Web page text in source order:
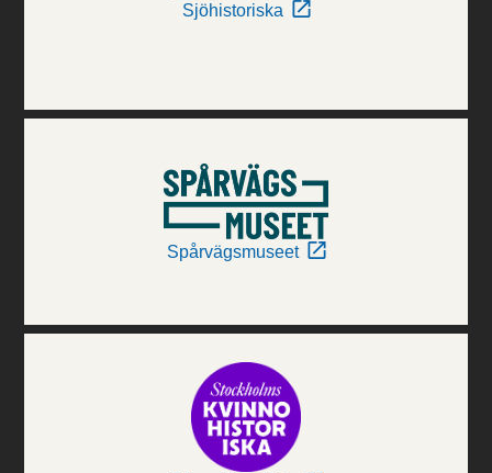
Sjöhistoriska
Spårvägsmuseet